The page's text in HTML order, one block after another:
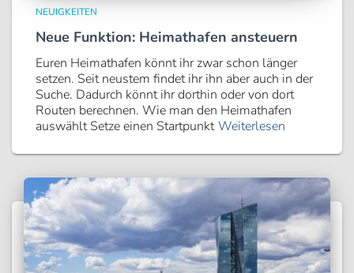
NEUIGKEITEN
Neue Funktion: Heimathafen ansteuern
Euren Heimathafen könnt ihr zwar schon länger
setzen. Seit neustem findet ihr ihn aber auch in der
Suche. Dadurch könnt ihr dorthin oder von dort
Routen berechnen. Wie man den Heimathafen
auswählt Setze einen Startpunkt Weiterlesen